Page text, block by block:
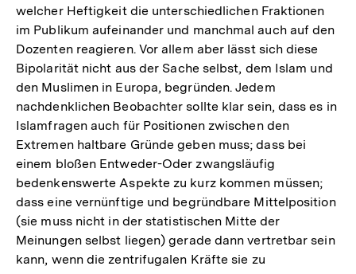
welcher Heftigkeit die unterschiedlichen Fraktionen
im Publikum aufeinander und manchmal auch auf den
Dozenten reagieren. Vor allem aber lässt sich diese
Bipolarität nicht aus der Sache selbst, dem Islam und
den Muslimen in Europa, begründen. Jedem
nachdenklichen Beobachter sollte klar sein, dass es in
Islamfragen auch für Positionen zwischen den
Extremen haltbare Gründe geben muss; dass bei
einem bloßen Entweder-Oder zwangsläufig
bedenkenswerte Aspekte zu kurz kommen müssen;
dass eine vernünftige und begründbare Mittelposition
(sie muss nicht in der statistischen Mitte der
Meinungen selbst liegen) gerade dann vertretbar sein
kann, wenn die zentrifugalen Kräfte sie zu